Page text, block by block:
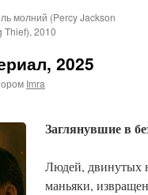
молний (Percy Jackson
Thief), 2010
2025
Imra
Заглянувшие в
Людей, двинутых
маньяки,